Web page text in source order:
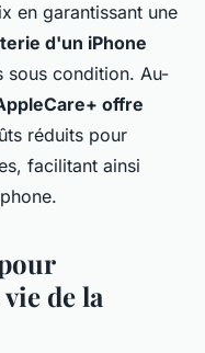
en garantissant une
d'un iPhone
sous condition. Au-
offre
réduits pour
facilitant ainsi
de la